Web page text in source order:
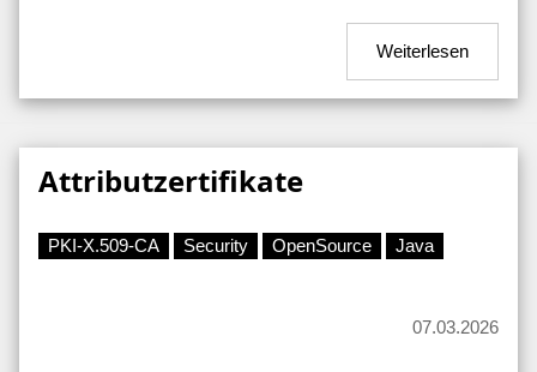
Weiterlesen
Attributzertifikate
PKI-X.509-CA Security OpenSource Java
07.03.2026